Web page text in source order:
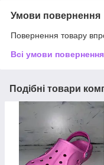
Умови повернення
Повернення товару
Всі умови повернення
Подібні товари